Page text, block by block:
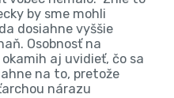
by sme mohli
dosiahne vyššie
Osobnosť na
aj uvidieť, čo sa
na to, pretože
nárazu